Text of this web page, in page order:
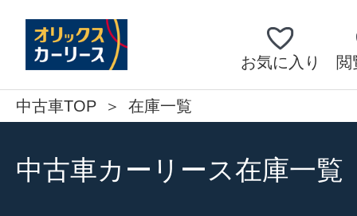
お気に入り 閲
中古車TOP 在庫一覧
中古車カーリース在庫一覧